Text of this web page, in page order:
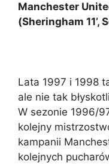
Manchester
(Sheringham 11’,
Lata 1997 i 1998
ale nie tak
W sezonie 1996/
kolejny
kampanii
kolejnych